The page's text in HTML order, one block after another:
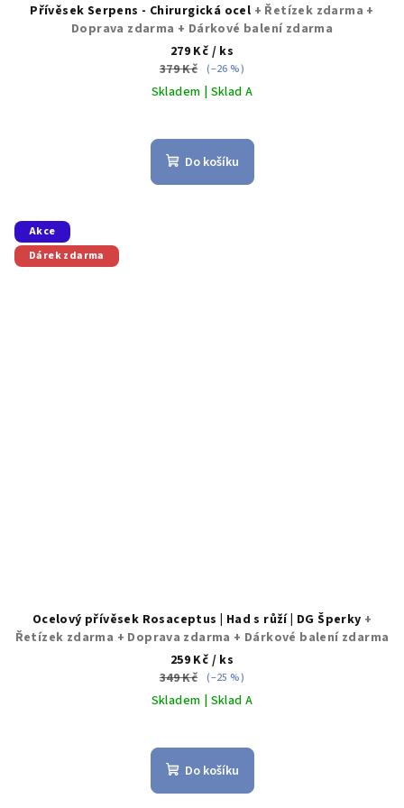
Přívěsek Serpens - Chirurgická ocel + Řetízek zdarma +
Doprava zdarma + Dárkové balení zdarma
279 Kč / ks
379 Kč (–26 %)
Skladem | Sklad A
hodnocení
produktu
Do košíku
Akce
Dárek zdarma
Ocelový přívěsek Rosaceptus | Had s růží | DG Šperky +
Řetízek zdarma + Doprava zdarma + Dárkové balení zdarma
259 Kč / ks
349 Kč (–25 %)
Skladem | Sklad A
hodnocení
produktu
Do košíku